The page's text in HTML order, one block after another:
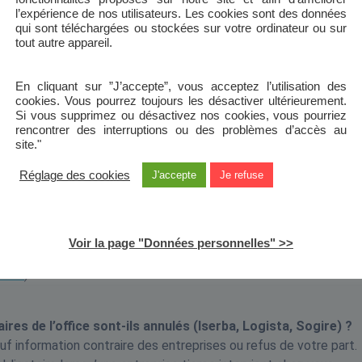
de votre état des lieux ? Contactez directement votre
: 03.22.20.28.30)
en Commission des Attribution des Logements (CAL) ?
continuera d’examiner les différentes demandes de logement.
de Baie de Somme Habitat ?
invitons à prendre rendez-vous par téléphone ou par
les pièces justificatives sont à envoyer de préférence par
13 rue Jeanne d’Arc à Abbeville.
sont à déposer de préférence dans la boite aux
de l’office sont-ils annulés (Iserba, Logista, Sogire) ?
information contraire des entreprises ou refus de votre part.
l’expérience de nos utilisateurs. Les cookies sont des données
qui sont téléchargées ou stockées sur votre ordinateur ou sur
tout autre appareil.
En cliquant sur ”J’accepte”, vous acceptez l’utilisation des
cookies. Vous pourrez toujours les désactiver ultérieurement.
Si vous supprimez ou désactivez nos cookies, vous pourriez
rencontrer des interruptions ou des problèmes d’accès au
site."
Réglage des cookies J'accepte Je refuse
Voir la page "Données personnelles" >>